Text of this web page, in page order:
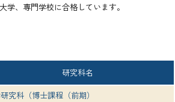
学、専門学校に合格しています。
研究科名
究科（博士課程（前期）